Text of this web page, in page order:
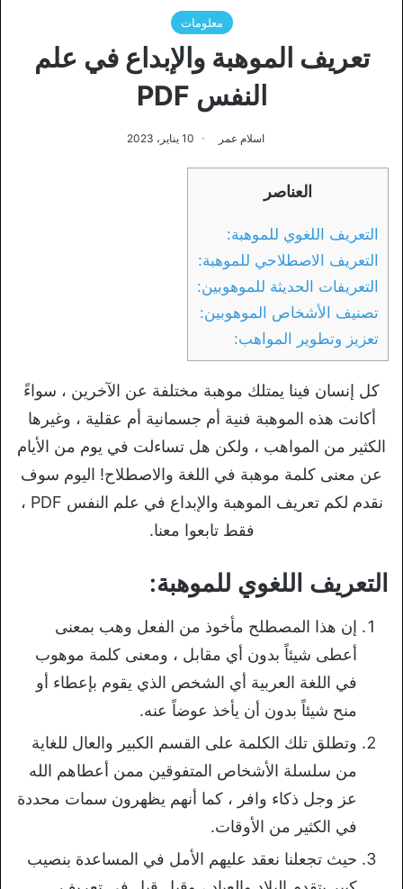
معلومات
تعريف الموهبة والإبداع في علم
النفس PDF
اسلام عمر 10 يناير، 2023
العناصر
التعريف اللغوي للموهبة:
التعريف الاصطلاحي للموهبة:
التعريفات الحديثة للموهوبين:
تصنيف الأشخاص الموهوبين:
تعزيز وتطوير المواهب:
كل إنسان فينا يمتلك موهبة مختلفة عن الآخرين ، سواءً
أكانت هذه الموهبة فنية أم جسمانية أم عقلية ، وغيرها
الكثير من المواهب ، ولكن هل تساءلت في يوم من الأيام
عن معنى كلمة موهبة في اللغة والاصطلاح! اليوم سوف
نقدم لكم تعريف الموهبة والإبداع في علم النفس PDF ،
فقط تابعوا معنا.
التعريف اللغوي للموهبة:
إن هذا المصطلح مأخوذ من الفعل وهب بمعنى
أعطى شيئاً بدون أي مقابل ، ومعنى كلمة موهوب
في اللغة العربية أي الشخص الذي يقوم بإعطاء أو
منح شيئاً بدون أن يأخذ عوضاً عنه.
وتطلق تلك الكلمة على القسم الكبير والعال للغاية
من سلسلة الأشخاص المتفوقين ممن أعطاهم الله
عز وجل ذكاء وافر ، كما أنهم يظهرون سمات محددة
في الكثير من الأوقات.
حيث تجعلنا نعقد عليهم الأمل في المساعدة بنصيب